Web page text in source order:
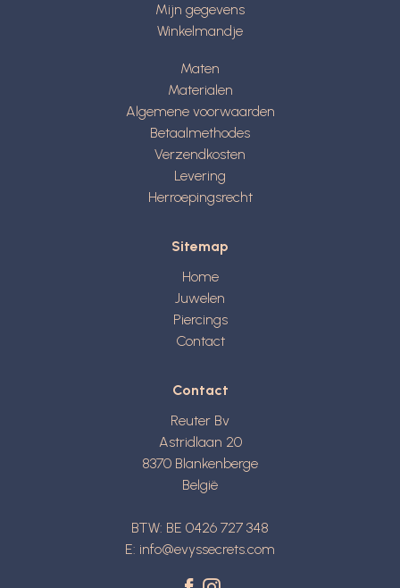
Mijn gegevens
Winkelmandje
Maten
Materialen
Algemene voorwaarden
Betaalmethodes
Verzendkosten
Levering
Herroepingsrecht
Sitemap
Home
Juwelen
Piercings
Contact
Contact
Reuter Bv
Astridlaan 20
8370 Blankenberge
België
BTW: BE 0426 727 348
E: info@evyssecrets.com